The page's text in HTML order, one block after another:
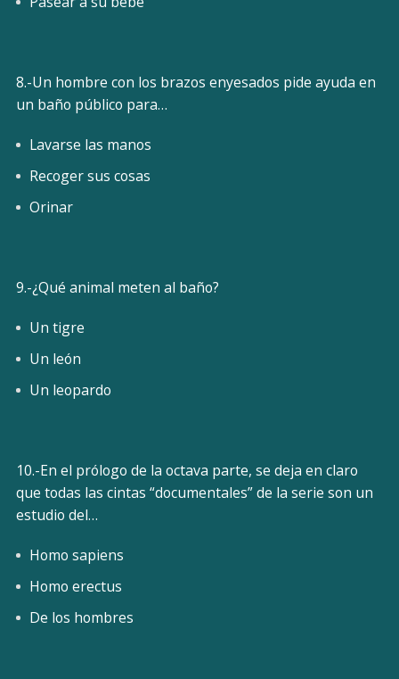
8.-Un hombre con los brazos enyesados pide ayuda en
un baño público para…
Lavarse las manos
Recoger sus cosas
Orinar
9.-¿Qué animal meten al baño?
Un tigre
Un león
Un leopardo
10.-En el prólogo de la octava parte, se deja en claro
que todas las cintas “documentales” de la serie son un
estudio del…
Homo sapiens
Homo erectus
De los hombres